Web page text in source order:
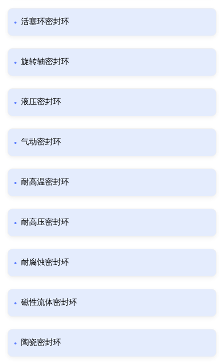
活塞环密封环
旋转轴密封环
液压密封环
气动密封环
耐高温密封环
耐高压密封环
耐腐蚀密封环
磁性流体密封环
陶瓷密封环